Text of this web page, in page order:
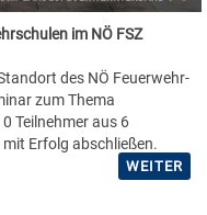
im NÖ FSZ
des NÖ Feuerwehr-
zum Thema
Teilnehmer aus 6
Erfolg abschließen.
WEITER